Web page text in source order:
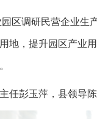
区调研民营企业生
地，提升园区产业
任彭玉萍，县领导